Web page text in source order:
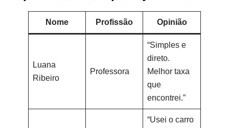
Nome Profissão Opinião
Luana
Ribeiro
Professora
“Simples e
direto.
Melhor taxa
que
encontrei.”
“Usei o carro